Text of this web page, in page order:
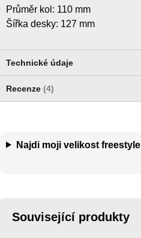
Průměr kol: 110 mm
Šířka desky: 127 mm
Technické údaje
Recenze 4
Najdi moji velikost
Související produkty